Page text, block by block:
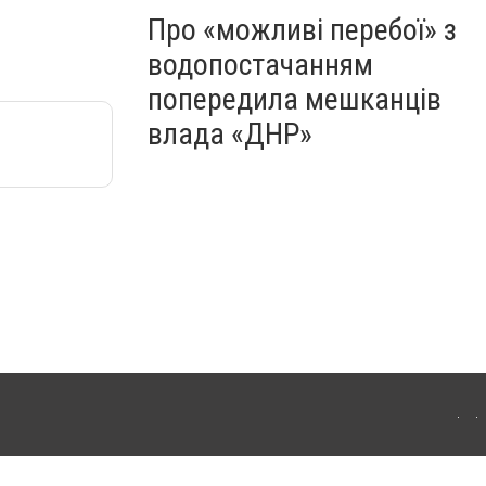
Про «можливі перебої» з
водопостачанням
попередила мешканців
влада «ДНР»